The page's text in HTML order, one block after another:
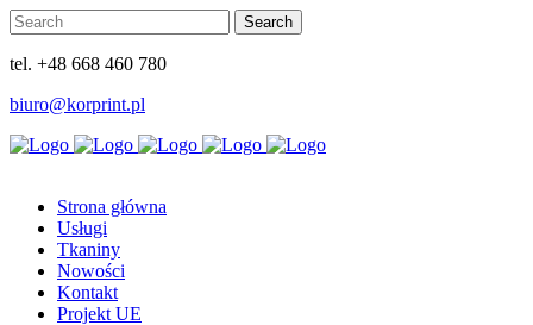
tel. +48 668 460 780
biuro@korprint.pl
Strona główna
Usługi
Tkaniny
Nowości
Kontakt
Projekt UE